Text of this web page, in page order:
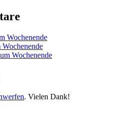
Wochenende
Wochenende
. Vielen Dank!